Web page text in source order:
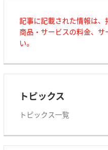
記事に記載された情報は、
商品・サービスの料金、
い。
トピックス
トピックス一覧